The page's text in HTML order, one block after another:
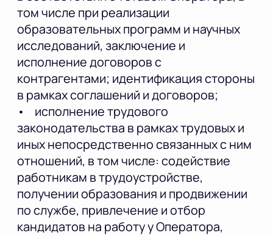
том числе при реализации
образовательных программ и научных
исследований, заключение и
исполнение договоров с
контрагентами; идентификация стороны
в рамках соглашений и договоров;
• исполнение трудового
законодательства в рамках трудовых и
иных непосредственно связанных с ним
отношений, в том числе: содействие
работникам в трудоустройстве,
получении образования и продвижении
по службе, привлечение и отбор
кандидатов на работу у Оператора,